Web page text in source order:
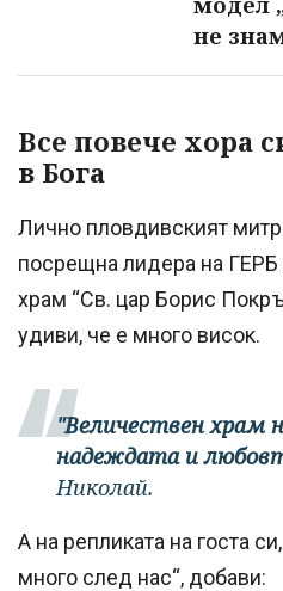
не
Все повече хора
в Бога
Лично пловдивският
посрещна лидера на
храм “Св. цар Борис
удиви, че е много висок.
"Величествен храм
надеждата и
Николай.
А на репликата на госта
много след нас“, добави: